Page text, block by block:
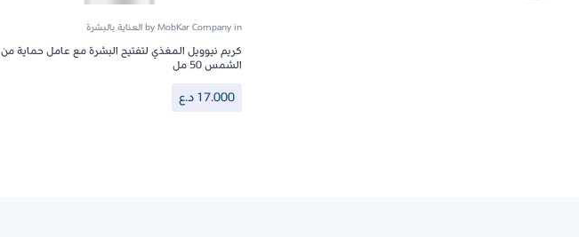
byMobKar Companyin العناية بالبشرة
كريم نيوويل المغذي لتفتيح البشرة مع عامل حماية من
الشمس 50 مل
17.000د.ع